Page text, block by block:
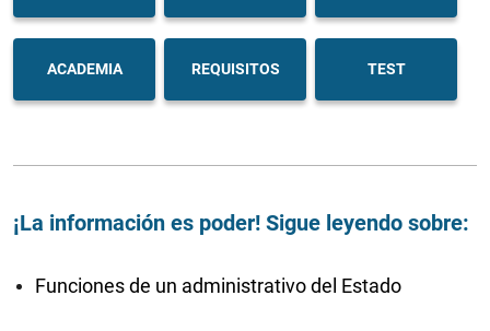
ACADEMIA REQUISITOS TEST
¡La información es poder! Sigue leyendo sobre:
Funciones de un administrativo del Estado